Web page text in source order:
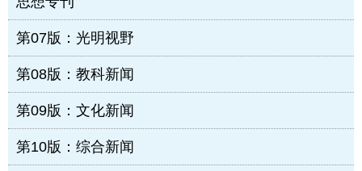
第07版：光明视野
第08版：教科新闻
第09版：文化新闻
第10版：综合新闻